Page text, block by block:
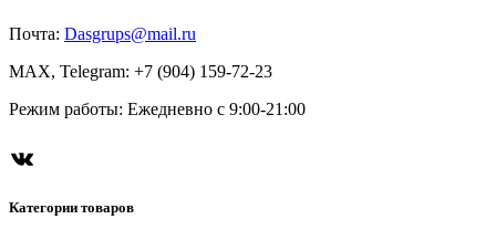
Почта: Dasgrups@mail.ru
MAX, Telegram: +7 (904) 159-72-23
Режим работы: Ежедневно с 9:00-21:00
ВКонтакте
Категории товаров